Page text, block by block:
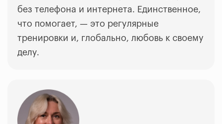
без телефона и интернета. Единственное,
что помогает, — это регулярные
тренировки и, глобально, любовь к своему
делу.